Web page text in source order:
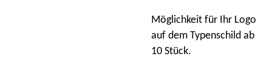
Möglichkeit für Ihr Logo
auf dem Typenschild ab
10 Stück.